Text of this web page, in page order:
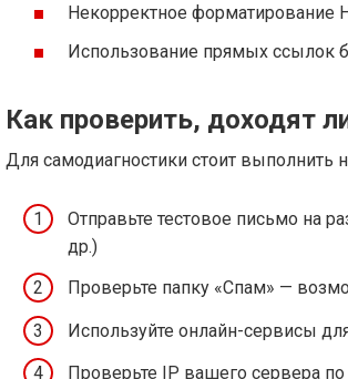
Некорректное форматирование
Использование прямых ссылок
Как проверить, доходят
Для самодиагностики стоит выполнить
Отправьте тестовое письмо на
др.)
Проверьте папку «Спам» —
Используйте онлайн-сервисы
Проверьте IP вашего сервера